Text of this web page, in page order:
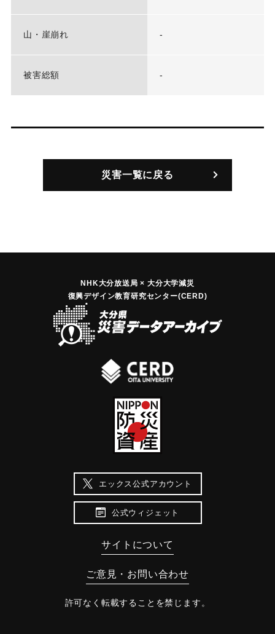
山・崖崩れ -
被害総額 -
災害一覧に戻る
NHK大分放送局 × 大分大学減災
復興デザイン教育研究センター(CERD)
エックス公式アカウント
公式ウィジェット
サイトについて
ご意見・お問い合わせ
許可なく転載することを禁じます。